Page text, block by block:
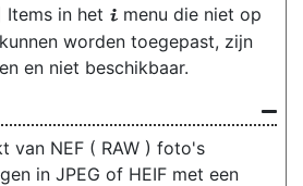
Items in het i menu die niet op
worden toegepast, zijn
en niet beschikbaar.
van NEF ( RAW ) foto's
in JPEG of HEIF met een